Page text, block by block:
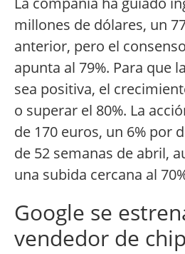
millones de dólares, un
anterior, pero el
apunta al 79%. Para que
sea positiva, el
o superar el 80%. La
de 170 euros, un 6% por
de 52 semanas de abril,
una subida cercana al
Google se
vendedor de